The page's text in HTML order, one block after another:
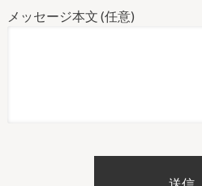
メッセージ本文 (任意)